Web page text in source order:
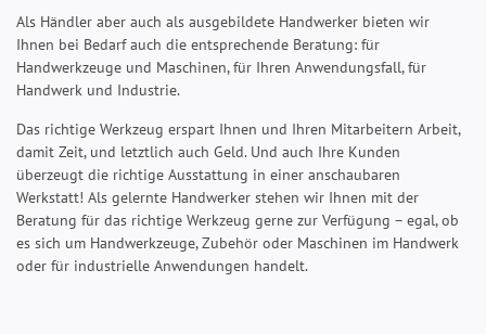
Als Händler aber auch als ausgebildete Handwerker bieten wir
Ihnen bei Bedarf auch die entsprechende Beratung: für
Handwerkzeuge und Maschinen, für Ihren Anwendungsfall, für
Handwerk und Industrie.
Das richtige Werkzeug erspart Ihnen und Ihren Mitarbeitern Arbeit,
damit Zeit, und letztlich auch Geld. Und auch Ihre Kunden
überzeugt die richtige Ausstattung in einer anschaubaren
Werkstatt! Als gelernte Handwerker stehen wir Ihnen mit der
Beratung für das richtige Werkzeug gerne zur Verfügung – egal, ob
es sich um Handwerkzeuge, Zubehör oder Maschinen im Handwerk
oder für industrielle Anwendungen handelt.